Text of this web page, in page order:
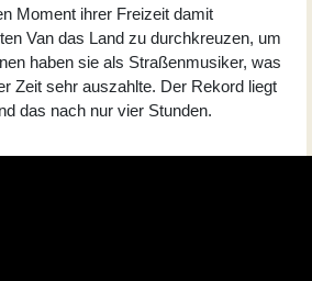
Moment ihrer Freizeit damit
Van das Land zu durchkreuzen, um
haben sie als Straßenmusiker, was
Zeit sehr auszahlte. Der Rekord liegt
das nach nur vier Stunden.